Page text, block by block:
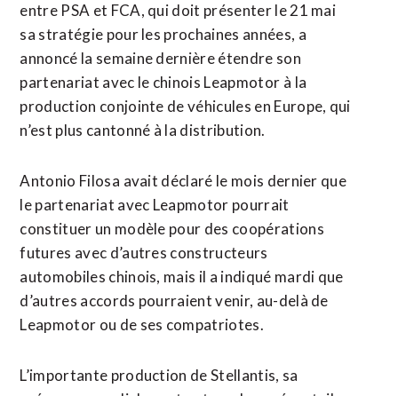
entre PSA et FCA, qui doit présenter le 21 mai
sa stratégie pour les prochaines années, a
annoncé la semaine dernière étendre son
partenariat avec le chinois Leapmotor à ⁠la
production conjointe de véhicules en Europe, qui
n’est plus cantonné à la distribution.
Antonio Filosa ⁠avait déclaré le mois dernier que
le partenariat avec Leapmotor pourrait
constituer un modèle pour des coopérations
futures avec d’autres constructeurs
automobiles chinois, mais il a indiqué mardi que
d’autres accords pourraient venir, au-delà de
Leapmotor ou de ses compatriotes.
L’importante production de Stellantis, sa